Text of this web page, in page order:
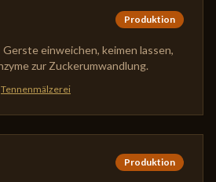
Produktion
einweichen, keimen lassen,
zur Zuckerumwandlung.
Tennenmälzerei
Produktion